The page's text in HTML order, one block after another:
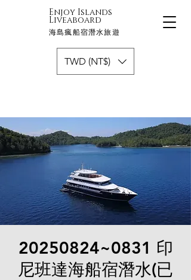
Enjoy Islands
Liveaboard
海島瘋船宿潛水旅遊
TWD (NT$)
20250824~0831 印
尼班達海船宿潛水(已